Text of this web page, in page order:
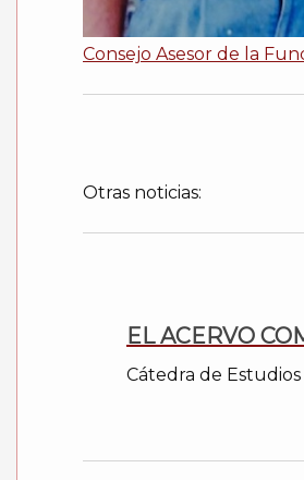
Consejo Asesor de la
Otras noticias:
EL ACERVO
Cátedra de